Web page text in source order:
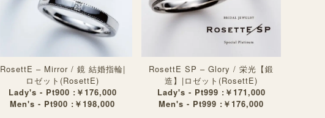
RosettE – Mirror / 鏡 結婚指輪|
ロゼット(RosettE)
Lady's - Pt900 :￥176,000
Men's - Pt900 :￥198,000
RosettE SP – Glory / 栄光【鍛
造】|ロゼット(RosettE)
Lady's - Pt999 :￥171,000
Men's - Pt999 :￥176,000